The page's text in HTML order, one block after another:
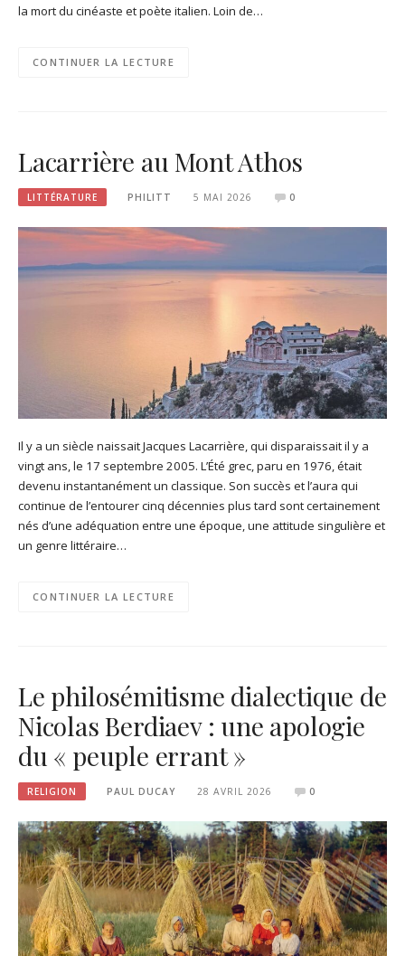
la mort du cinéaste et poète italien. Loin de…
CONTINUER LA LECTURE
Lacarrière au Mont Athos
LITTÉRATURE PHILITT 5 MAI 2026 0
Il y a un siècle naissait Jacques Lacarrière, qui disparaissait il y a
vingt ans, le 17 septembre 2005. L’Été grec, paru en 1976, était
devenu instantanément un classique. Son succès et l’aura qui
continue de l’entourer cinq décennies plus tard sont certainement
nés d’une adéquation entre une époque, une attitude singulière et
un genre littéraire…
CONTINUER LA LECTURE
Le philosémitisme dialectique de
Nicolas Berdiaev : une apologie
du « peuple errant »
RELIGION PAUL DUCAY 28 AVRIL 2026 0